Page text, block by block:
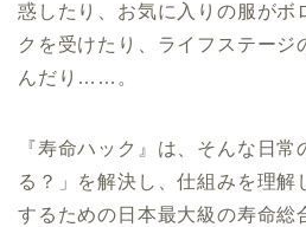
惑したり、お気に入りの服がボ
クを受けたり、ライフステージ
んだり……。
『寿命ハック』は、そんな日
る？」を解決し、仕組みを理解
するための日本最大級の寿命総